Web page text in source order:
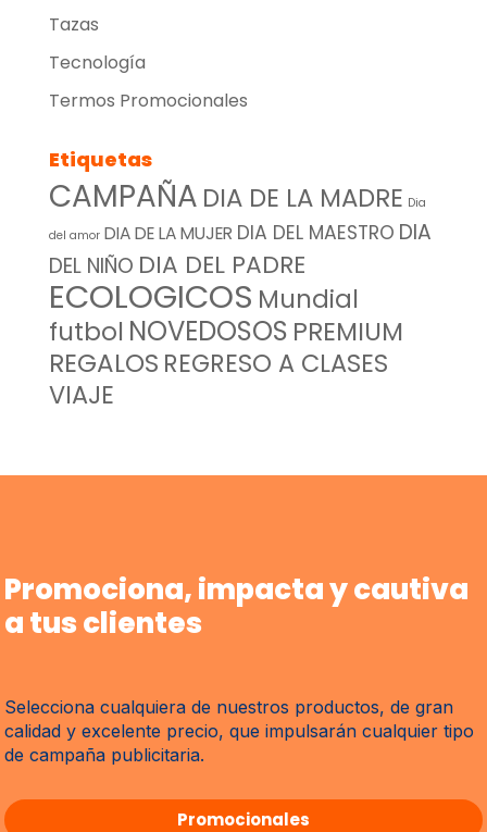
Tazas
Tecnología
Termos Promocionales
Etiquetas
CAMPAÑA DIA DE LA MADRE Dia
del amor DIA DE LA MUJER DIA DEL MAESTRO DIA
DEL NIÑO DIA DEL PADRE
ECOLOGICOS Mundial
futbol NOVEDOSOS PREMIUM
REGALOS REGRESO A CLASES
VIAJE
Promociona, impacta y cautiva
a tus clientes
Selecciona cualquiera de nuestros productos, de gran
calidad y excelente precio, que impulsarán cualquier tipo
de campaña publicitaria.
Promocionales